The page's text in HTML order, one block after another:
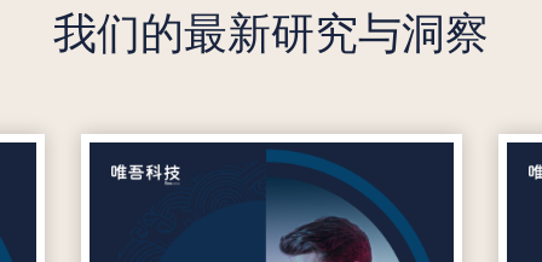
我们的最新研究与洞察